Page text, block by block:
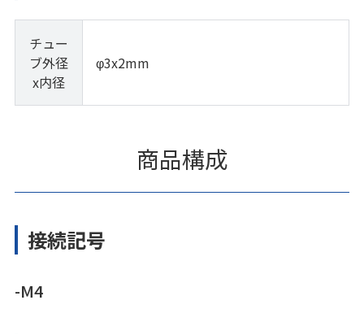
チュー
ブ外径
x内径
φ3x2mm
商品構成
接続記号
-M4